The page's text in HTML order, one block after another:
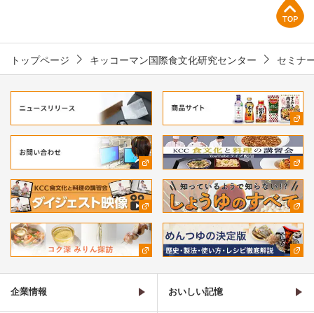
トップページ キッコーマン国際食文化研究センター セミナ
企業情報 おいしい記憶